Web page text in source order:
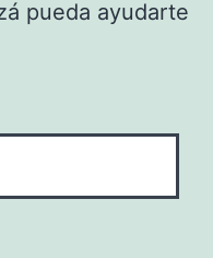
pueda ayudarte